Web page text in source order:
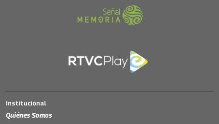
Institucional
Quiénes Somos